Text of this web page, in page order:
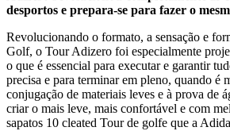
desportos e prepara-se para fazer o
Revolucionando o formato, a sensação e
Golf, o Tour Adizero foi especialmente
o que é essencial para executar e garantir
precisa e para terminar em pleno, quando é
conjugação de materiais leves e à prova de
criar o mais leve, mais confortável e com
sapatos 10 cleated Tour de golfe que a